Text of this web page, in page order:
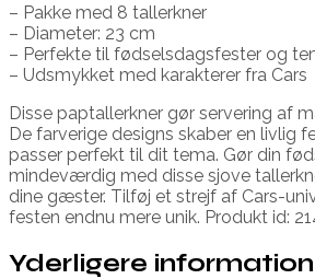
– Pakke med 8 tallerkner
– Diameter: 23 cm
– Perfekte til fødselsdagsfester og
– Udsmykket med karakterer fra Cars
Disse paptallerkner gør servering af
De farverige designs skaber en livlig
passer perfekt til dit tema. Gør din
mindeværdig med disse sjove
dine gæster. Tilføj et strejf af Cars-
festen endnu mere unik. Produkt id:
Yderligere information